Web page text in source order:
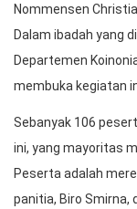
Nommensen
Dalam ibadah yang
Departemen
membuka kegiatan
Sebanyak 106
ini, yang mayoritas
Peserta adalah
panitia, Biro Smirna,